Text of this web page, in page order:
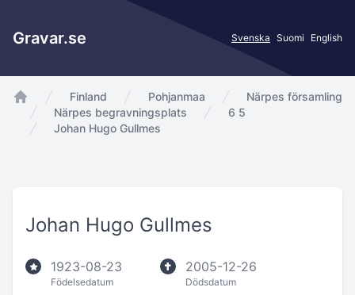
Gravar.se Svenska Suomi English
app.Start
Finland Pohjanmaa
Närpes församling
Närpes begravningsplats
6 5
Johan Hugo Gullmes
Johan Hugo Gullmes
1923-08-23
Födelsedatum
2005-12-26
Dödsdatum